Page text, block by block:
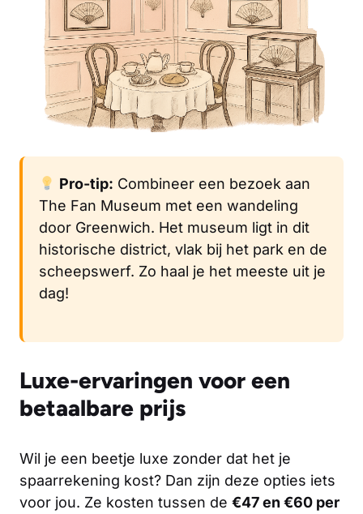
Pro-tip: Combineer een bezoek aan
The Fan Museum met een wandeling
door Greenwich. Het museum ligt in dit
historische district, vlak bij het park en de
scheepswerf. Zo haal je het meeste uit je
dag!
Luxe-ervaringen voor een
betaalbare prijs
Wil je een beetje luxe zonder dat het je
spaarrekening kost? Dan zijn deze opties iets
voor jou. Ze kosten tussen de €47 en €60 per